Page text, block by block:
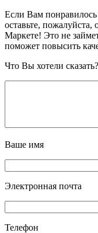
Если Вам
оставьте,
Маркете! Это не
поможет повысить
Что Вы хотели сказать?
Ваше имя
Электронная почта
Телефон